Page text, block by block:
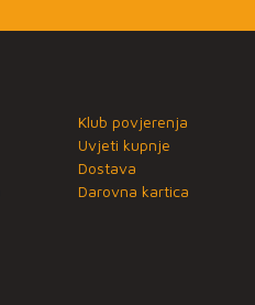
Klub povjerenja
Uvjeti kupnje
Dostava
Darovna kartica